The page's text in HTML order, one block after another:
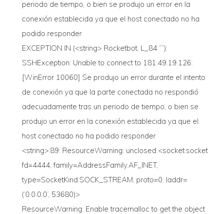
periodo de tiempo, o bien se produjo un error en la
conexión establecida ya que el host conectado no ha
podido responder
EXCEPTION IN (<string> Rocketbot, L_84 “”):
SSHException: Unable to connect to 181.49.19.126:
[WinError 10060] Se produjo un error durante el intento
de conexión ya que la parte conectada no respondió
adecuadamente tras un periodo de tiempo, o bien se
produjo un error en la conexión establecida ya que el
host conectado no ha podido responder
<string>:89: ResourceWarning: unclosed <socket.socket
fd=4444, family=AddressFamily.AF_INET,
type=SocketKind.SOCK_STREAM, proto=0, laddr=
(‘0.0.0.0’, 53680)>
ResourceWarning: Enable tracemalloc to get the object